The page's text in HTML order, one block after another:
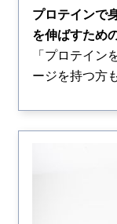
プロテインで
を伸ばすため
「プロテイン
ージを持つ方